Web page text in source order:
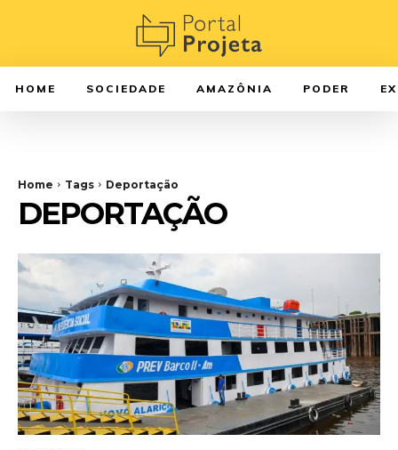
HOME SOCIEDADE AMAZÔNIA PODER
Home Tags Deportação
DEPORTAÇÃO